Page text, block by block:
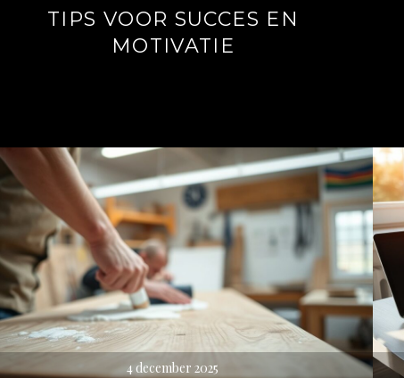
TIPS VOOR SUCCES EN
MOTIVATIE
4 december 2025